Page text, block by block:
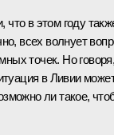
что в этом году
всех волнует
точек. Но
в Ливии
ли такое,